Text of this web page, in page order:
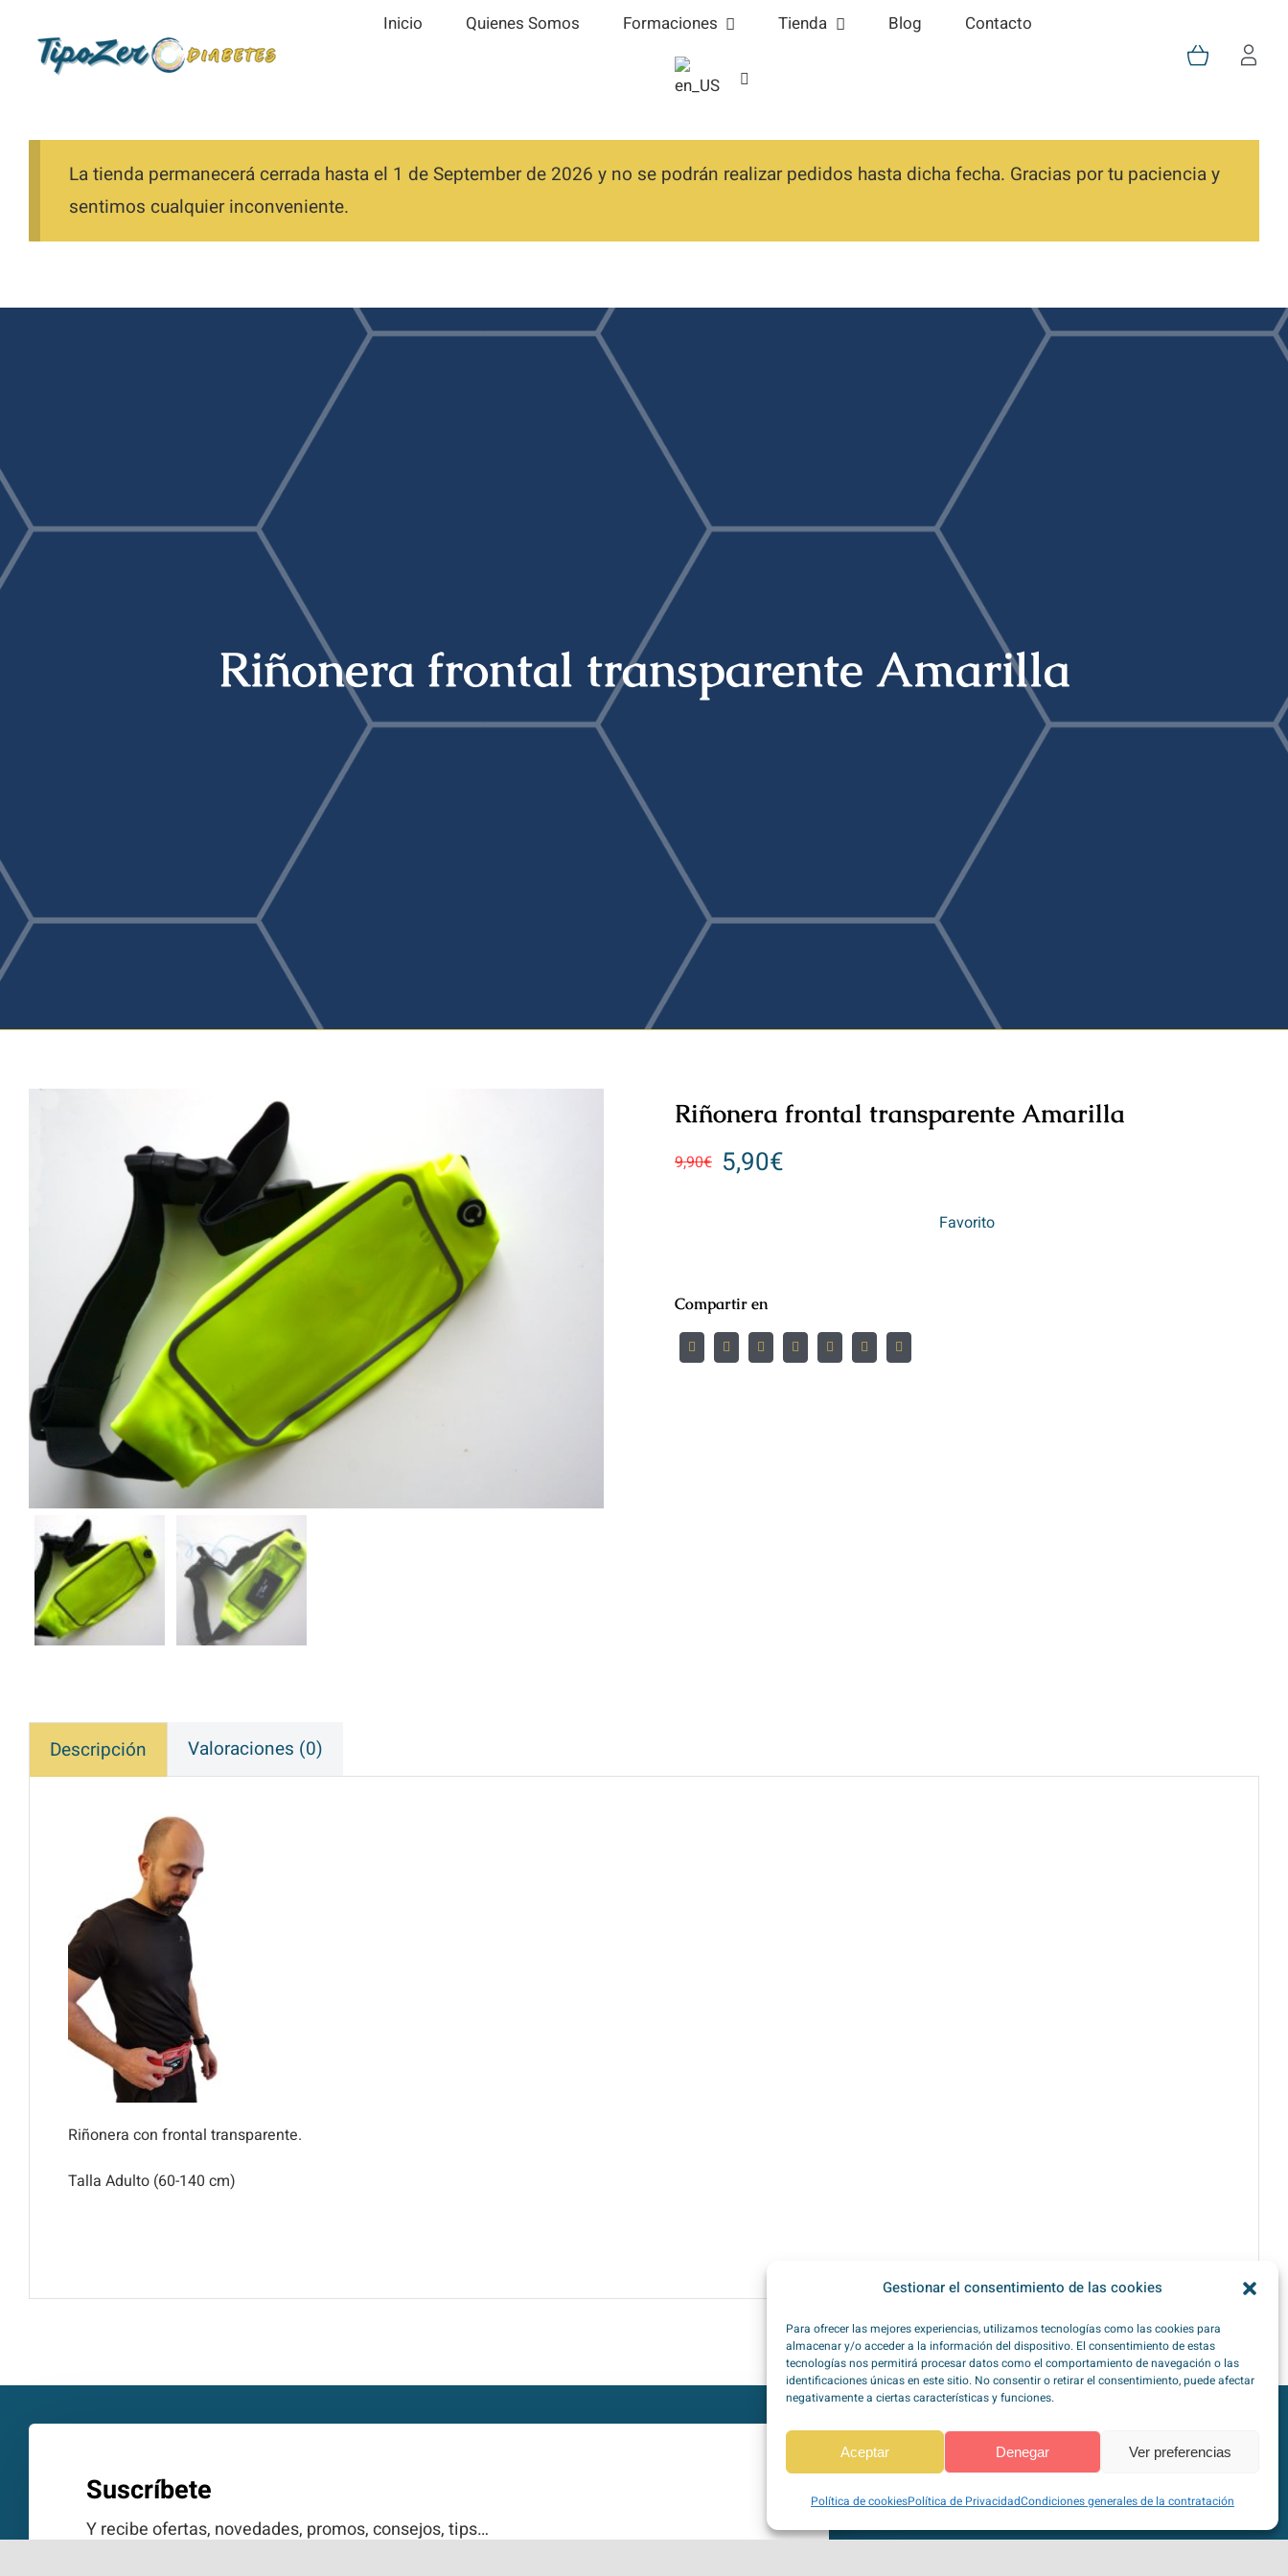
Gestionar el consentimiento de las cookies
Para ofrecer las mejores experiencias, utilizamos tecnologías como las cookies para
almacenar y/o acceder a la información del dispositivo. El consentimiento de estas
tecnologías nos permitirá procesar datos como el comportamiento de navegación o las
identificaciones únicas en este sitio. No consentir o retirar el consentimiento, puede afectar
negativamente a ciertas características y funciones.
Aceptar Denegar Ver preferencias
Política de cookiesPolítica de PrivacidadCondiciones generales de la contratación
contenido
Inicio Quienes Somos Formaciones Tienda Blog Contacto
La tienda permanecerá cerrada hasta el 1 de September de 2026 y no se podrán realizar pedidos hasta dicha fecha. Gracias por tu paciencia y
sentimos cualquier inconveniente.
Riñonera frontal transparente Amarilla
Riñonera frontal transparente Amarilla
9,90€ 5,90€
Favorito
Compartir en
Descripción Valoraciones (0)
Riñonera con frontal transparente.
Talla Adulto (60-140 cm)
Suscríbete
Y recibe ofertas, novedades, promos, consejos, tips…
TipoZeroDiabetes en Redes Sociales